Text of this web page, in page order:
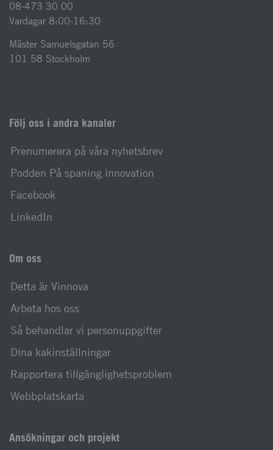
08-473 30 00
Vardagar 8:00-16:30
Mäster Samuelsgatan 56
101 58 Stockholm
Följ oss i andra kanaler
Prenumerera på våra nyhetsbrev
Podden På spaning innovation
Facebook
LinkedIn
Om oss
Detta är Vinnova
Arbeta hos oss
Så behandlar vi personuppgifter
Dina kakinställningar
Rapportera tillgänglighetsproblem
Webbplatskarta
Ansökningar och projekt